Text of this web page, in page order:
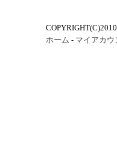
ホーム - マイアカウ